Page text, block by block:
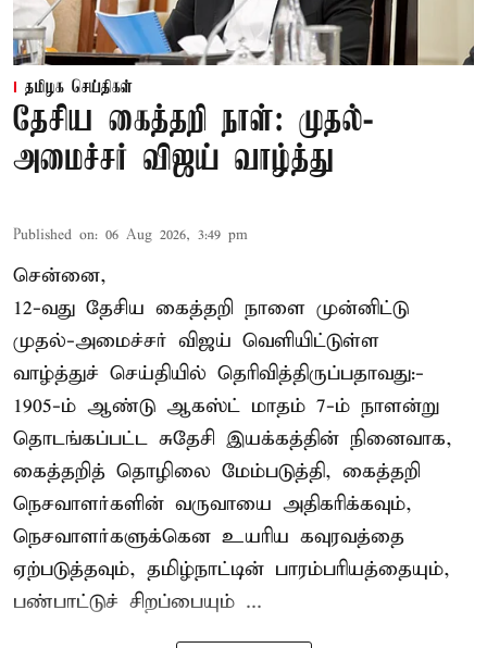
தமிழக செய்திகள்
தேசிய கைத்தறி நாள்: முதல்-
அமைச்சர் விஜய் வாழ்த்து
Published on: 06 Aug 2026, 3:49 pm
சென்னை,
12-வது தேசிய கைத்தறி நாளை முன்னிட்டு
முதல்-அமைச்சர் விஜய் வெளியிட்டுள்ள
வாழ்த்துச் செய்தியில் தெரிவித்திருப்பதாவது:-
1905-ம் ஆண்டு ஆகஸ்ட் மாதம் 7-ம் நாளன்று
தொடங்கப்பட்ட சுதேசி இயக்கத்தின் நினைவாக,
கைத்தறித் தொழிலை மேம்படுத்தி, கைத்தறி
நெசவாளர்களின் வருவாயை அதிகரிக்கவும்,
நெசவாளர்களுக்கென உயரிய கவுரவத்தை
ஏற்படுத்தவும், தமிழ்நாட்டின் பாரம்பரியத்தையும்,
பண்பாட்டுச் சிறப்பையும் ...